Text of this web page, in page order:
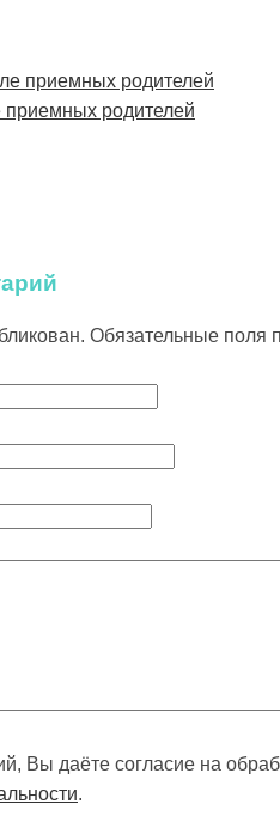
приемных родителей
Обязательные поля
Вы даёте согласие на
.